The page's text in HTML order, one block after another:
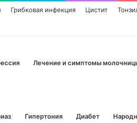
Грибковая инфекция Цистит
Лечение и симптомы
Гипертония Диабет